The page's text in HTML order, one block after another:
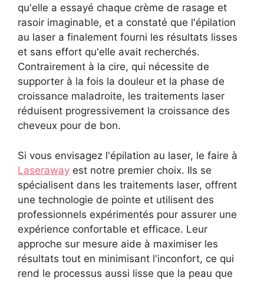
qu'elle a essayé chaque crème de rasage et
rasoir imaginable, et a constaté que l'épilation
au laser a finalement fourni les résultats lisses
et sans effort qu'elle avait recherchés.
Contrairement à la cire, qui nécessite de
supporter à la fois la douleur et la phase de
croissance maladroite, les traitements laser
réduisent progressivement la croissance des
cheveux pour de bon.
Si vous envisagez l'épilation au laser, le faire à
Laseraway est notre premier choix. Ils se
spécialisent dans les traitements laser, offrent
une technologie de pointe et utilisent des
professionnels expérimentés pour assurer une
expérience confortable et efficace. Leur
approche sur mesure aide à maximiser les
résultats tout en minimisant l'inconfort, ce qui
rend le processus aussi lisse que la peau que